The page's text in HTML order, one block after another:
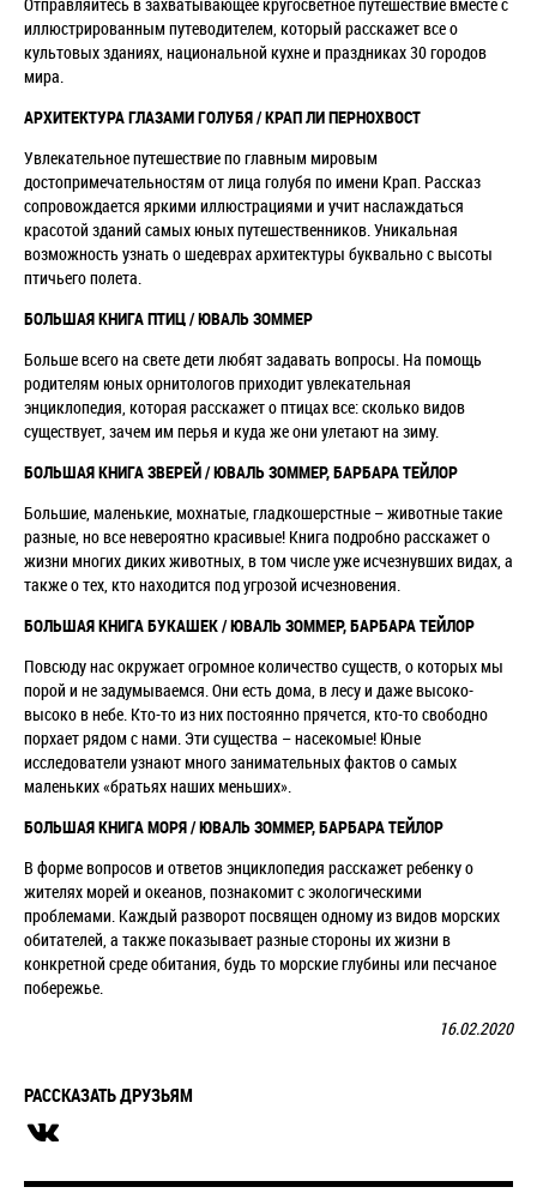
Отправляйтесь в захватывающее кругосветное путешествие вместе с
иллюстрированным путеводителем, который расскажет все о
культовых зданиях, национальной кухне и праздниках 30 городов
мира.
АРХИТЕКТУРА ГЛАЗАМИ ГОЛУБЯ / КРАП ЛИ ПЕРНОХВОСТ
Увлекательное путешествие по главным мировым
достопримечательностям от лица голубя по имени Крап. Рассказ
сопровождается яркими иллюстрациями и учит наслаждаться
красотой зданий самых юных путешественников. Уникальная
возможность узнать о шедеврах архитектуры буквально с высоты
птичьего полета.
БОЛЬШАЯ КНИГА ПТИЦ / ЮВАЛЬ ЗОММЕР
Больше всего на свете дети любят задавать вопросы. На помощь
родителям юных орнитологов приходит увлекательная
энциклопедия, которая расскажет о птицах все: сколько видов
существует, зачем им перья и куда же они улетают на зиму.
БОЛЬШАЯ КНИГА ЗВЕРЕЙ / ЮВАЛЬ ЗОММЕР, БАРБАРА ТЕЙЛОР
Большие, маленькие, мохнатые, гладкошерстные – животные такие
разные, но все невероятно красивые! Книга подробно расскажет о
жизни многих диких животных, в том числе уже исчезнувших видах, а
также о тех, кто находится под угрозой исчезновения.
БОЛЬШАЯ КНИГА БУКАШЕК / ЮВАЛЬ ЗОММЕР, БАРБАРА ТЕЙЛОР
Повсюду нас окружает огромное количество существ, о которых мы
порой и не задумываемся. Они есть дома, в лесу и даже высоко-
высоко в небе. Кто-то из них постоянно прячется, кто-то свободно
порхает рядом с нами. Эти существа – насекомые! Юные
исследователи узнают много занимательных фактов о самых
маленьких «братьях наших меньших».
БОЛЬШАЯ КНИГА МОРЯ / ЮВАЛЬ ЗОММЕР, БАРБАРА ТЕЙЛОР
В форме вопросов и ответов энциклопедия расскажет ребенку о
жителях морей и океанов, познакомит с экологическими
проблемами. Каждый разворот посвящен одному из видов морских
обитателей, а также показывает разные стороны их жизни в
конкретной среде обитания, будь то морские глубины или песчаное
побережье.
16.02.2020
РАССКАЗАТЬ ДРУЗЬЯМ